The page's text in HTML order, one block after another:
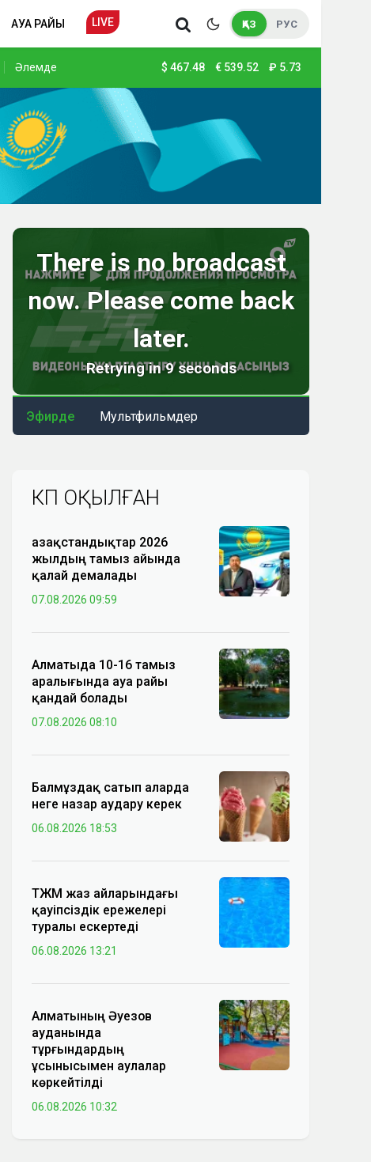
АУА РАЙЫ LIVE ҚАЗ РУС
Әлемде $ 467.48 € 539.52 ₽ 5.73
Эфирде Мультфильмдер
КӨП ОҚЫЛҒАН
Қазақстандықтар 2026
жылдың тамыз айында
қалай демалады
07.08.2026 09:59
Алматыда 10-16 тамыз
аралығында ауа райы
қандай болады
07.08.2026 08:10
Балмұздақ сатып аларда
неге назар аудару керек
06.08.2026 18:53
ТЖМ жаз айларындағы
қауіпсіздік ережелері
туралы ескертеді
06.08.2026 13:21
Алматының Әуезов
ауданында
тұрғындардың
ұсынысымен аулалар
көркейтілді
06.08.2026 10:32